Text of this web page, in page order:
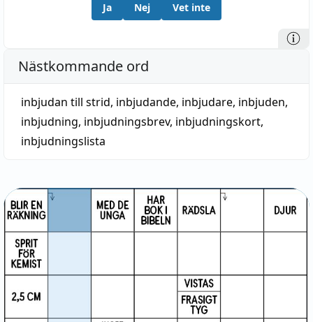
Ja Nej Vet inte
Nästkommande ord
inbjudan till strid, inbjudande, inbjudare, inbjuden,
inbjudning, inbjudningsbrev, inbjudningskort,
inbjudningslista